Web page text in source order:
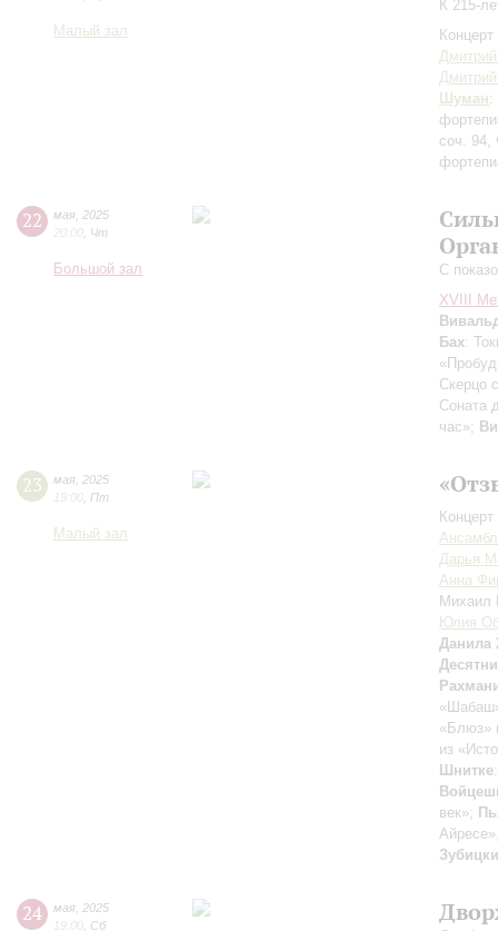
Малый зал
К 215-
Шуман:
соч. 94,
22 мая 2025
20:00 Чт
Большой зал
С
XVIII
Бах:
Скерцо
Соната
час»;
23 мая 2025
19:00 Пт
Малый зал
Дарья
Анна
Михаил
Юлия
Данила
«Блюз»
из
Шнитке
век»;
24 мая 2025
19:00 Сб